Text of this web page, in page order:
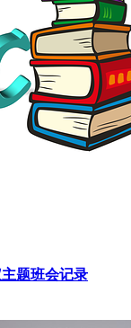
题班会记录